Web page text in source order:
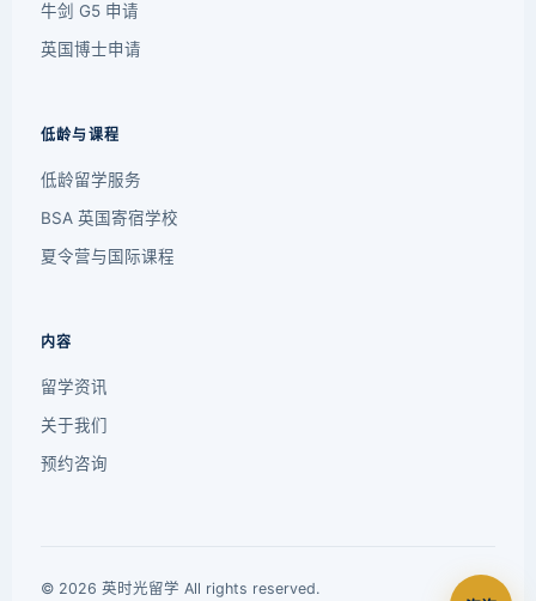
牛剑 G5 申请
英国博士申请
低龄与课程
低龄留学服务
BSA 英国寄宿学校
夏令营与国际课程
内容
留学资讯
关于我们
预约咨询
© 2026 英时光留学 All rights reserved.